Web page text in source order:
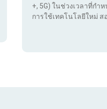
+, 5G) ในช่วงเวลาที่กำ
การใช้เทคโนโลยีใหม่